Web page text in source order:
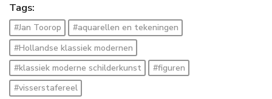
Tags:
#Jan Toorop
#aquarellen en tekeningen
#Hollandse klassiek modernen
#klassiek moderne schilderkunst
#figuren
#visserstafereel